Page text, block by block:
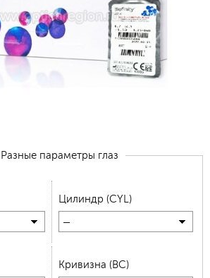
Разные параметры глаз
Цилиндр (CYL)
—
Кривизна (BC)